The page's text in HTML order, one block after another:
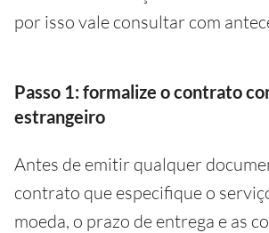
por isso vale consultar com
Passo 1: formalize o contrato
estrangeiro
Antes de emitir qualquer
contrato que especifique o
moeda, o prazo de entrega e as